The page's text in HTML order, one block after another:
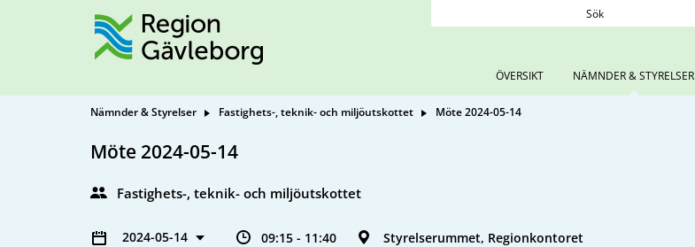
Sök
ÖVERSIKT NÄMNDER & STYRELSER
Nämnder & Styrelser Fastighets-, teknik- och miljöutskottet Möte 2024-05-14
Möte 2024-05-14
Fastighets-, teknik- och miljöutskottet
2024-05-14 09:15 - 11:40 Styrelserummet, Regionkontoret